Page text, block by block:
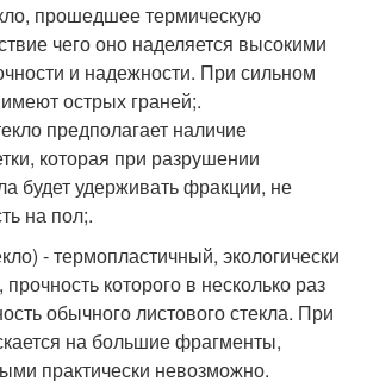
прошедшее термическую
чего оно наделяется высокими
и надежности. При сильном
острых граней;.
предполагает наличие
которая при разрушении
будет удерживать фракции, не
на пол;.
- термопластичный, экологически
которого в несколько раз
обычного листового стекла. При
на большие фрагменты,
практически невозможно.